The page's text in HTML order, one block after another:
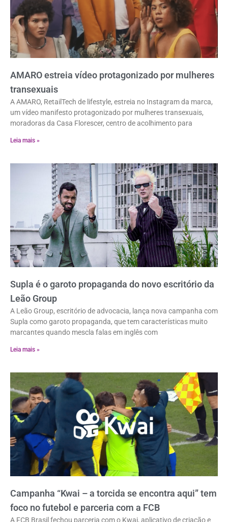
AMARO estreia vídeo protagonizado por mulheres
transexuais
A AMARO, RetailTech de lifestyle, estreia no Instagram da marca,
um vídeo manifesto protagonizado por mulheres transexuais,
moradoras da Casa Florescer, centro de acolhimento para
Leia mais »
Supla é o garoto propaganda do novo escritório da
Leão Group
A Leão Group, escritório de advocacia, lança nova campanha com
Supla como garoto propaganda, que tem características muito
marcantes quando mescla falas em inglês com
Leia mais »
Campanha “Kwai – a torcida se encontra aqui” tem
foco no futebol e parceria com a FCB
A FCB Brasil fechou parceria com o Kwai, aplicativo de criação e